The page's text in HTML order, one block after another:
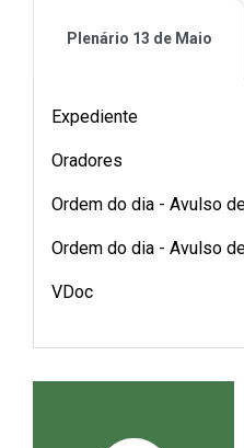
Plenário 13 de Maio
Expediente
Oradores
Ordem do dia - Avulso
Ordem do dia - Avulso
VDoc